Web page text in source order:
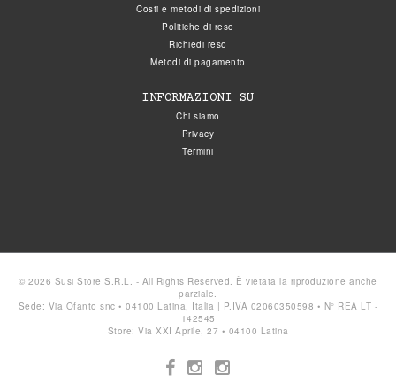
Costi e metodi di spedizioni
Politiche di reso
Richiedi reso
Metodi di pagamento
INFORMAZIONI SU
Chi siamo
Privacy
Termini
© 2026 Susi Store S.R.L. - All Rights Reserved. È vietata la riproduzione anche
parziale.
Sede: Via Ofanto snc • 04100 Latina, Italia | P.IVA 02060350598 • N° REA LT -
142545
Store: Via XXI Aprile, 27 • 04100 Latina